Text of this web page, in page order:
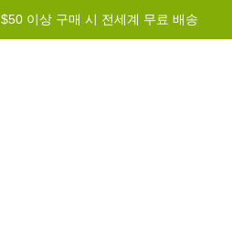
$50 이상 구매 시 전세계 무료 배송